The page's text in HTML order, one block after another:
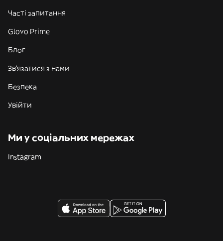
Часті запитання
Glovo Prime
Блог
Зв'язатися з нами
Безпека
Увійти
Ми у соціальних мережах
Instagram